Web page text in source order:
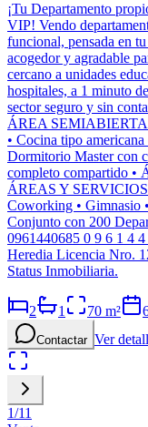
¡Tu Departamento
VIP! Vendo
funcional, pensada en
acogedor y agradable
cercano a unidades
hospitales, a 1 minuto
sector seguro y sin
ÁREA
• Cocina tipo
Dormitorio Master con
completo compartido •
ÁREAS Y
Coworking • Gimnasio
Conjunto con 200
0961440685 0 9 6 1 4
Heredia Licencia Nro.
Status Inmobiliaria.
2 1 70 m²
Contactar Ver
1/11